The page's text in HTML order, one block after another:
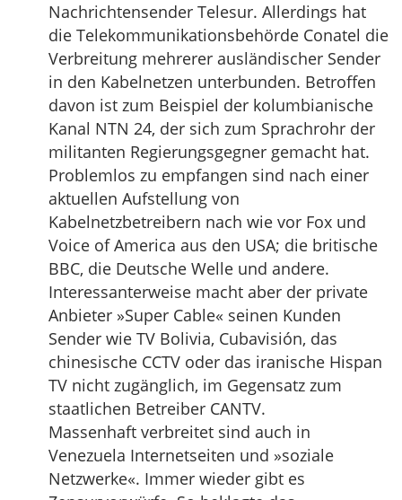
Nachrichtensender Telesur. Allerdings hat
die Telekommunikationsbehörde Conatel die
Verbreitung mehrerer ausländischer Sender
in den Kabelnetzen unterbunden. Betroffen
davon ist zum Beispiel der kolumbianische
Kanal NTN 24, der sich zum Sprachrohr der
militanten Regierungsgegner gemacht hat.
Problemlos zu empfangen sind nach einer
aktuellen Aufstellung von
Kabelnetzbetreibern nach wie vor Fox und
Voice of America aus den USA; die britische
BBC, die Deutsche Welle und andere.
Interessanterweise macht aber der private
Anbieter »Super Cable« seinen Kunden
Sender wie TV Bolivia, Cubavisión, das
chinesische CCTV oder das iranische Hispan
TV nicht zugänglich, im Gegensatz zum
staatlichen Betreiber CANTV.
Massenhaft verbreitet sind auch in
Venezuela Internetseiten und »soziale
Netzwerke«. Immer wieder gibt es